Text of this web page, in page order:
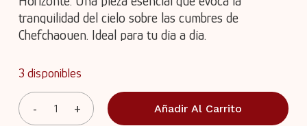
tranquilidad del cielo sobre las cumbres de
Chefchaouen. Ideal para tu día a día.
3 disponibles
Añadir Al Carrito